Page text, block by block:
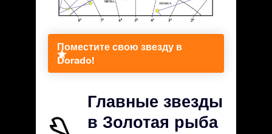
Поместите свою звезду в
Dorado!
Главные звезды
в Золотая рыба